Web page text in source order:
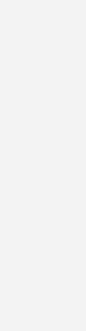
der
zum
Highlights
mit
Chillventa
nach dem
Anfang
diesen noch nie
ist hoch. Das
Tagen ist nun